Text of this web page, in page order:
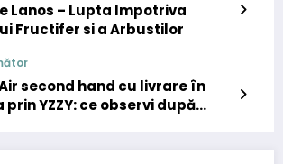
Lanos – Lupta Impotriva
Fructifer si a Arbustilor
second hand cu livrare în
YZZY: ce observi după